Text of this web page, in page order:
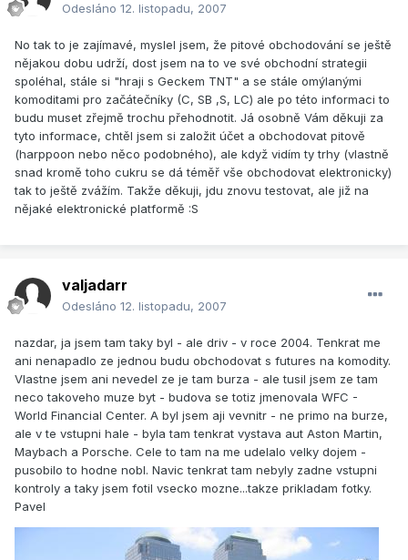
Odesláno 12. listopadu, 2007
No tak to je zajímavé, myslel jsem, že pitové obchodování se ještě
nějakou dobu udrží, dost jsem na to ve své obchodní strategii
spoléhal, stále si "hraji s Geckem TNT" a se stále omýlanými
komoditami pro začátečníky (C, SB ,S, LC) ale po této informaci to
budu muset zřejmě trochu přehodnotit. Já osobně Vám děkuji za
tyto informace, chtěl jsem si založit účet a obchodovat pitově
(harppoon nebo něco podobného), ale když vidím ty trhy (vlastně
snad kromě toho cukru se dá téměř vše obchodovat elektronicky)
tak to ještě zvážím. Takže děkuji, jdu znovu testovat, ale již na
nějaké elektronické platformě :S
valjadarr
Odesláno 12. listopadu, 2007
nazdar, ja jsem tam taky byl - ale driv - v roce 2004. Tenkrat me
ani nenapadlo ze jednou budu obchodovat s futures na komodity.
Vlastne jsem ani nevedel ze je tam burza - ale tusil jsem ze tam
neco takoveho muze byt - budova se totiz jmenovala WFC -
World Financial Center. A byl jsem aji vevnitr - ne primo na burze,
ale v te vstupni hale - byla tam tenkrat vystava aut Aston Martin,
Maybach a Porsche. Cele to tam na me udelalo velky dojem -
pusobilo to hodne nobl. Navic tenkrat tam nebyly zadne vstupni
kontroly a taky jsem fotil vsecko mozne...takze prikladam fotky.
Pavel